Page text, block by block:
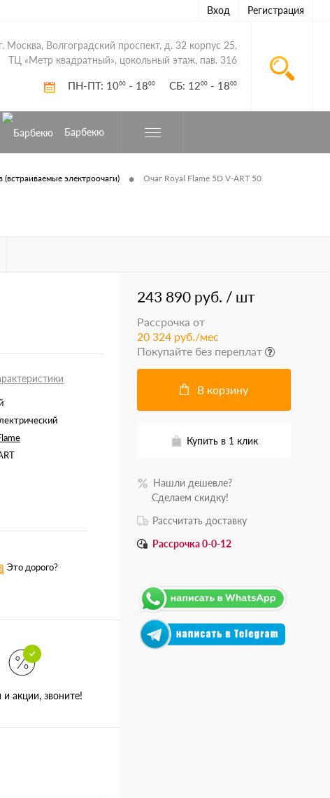
Вход Регистрация
г. Москва, Волгоградский проспект, д. 32 корпус 25,
ТЦ «Метр квадратный», цокольный этаж, пав. 316
ПН-ПТ: 1000 - 1800 СБ: 1200 - 1800
Барбекю
электроочаги) • Очаг Royal Flame 5D V-ART 50
Это дорого?
акции, звоните!
243 890 руб. / шт
Рассрочка от
20 324 руб./мес
Покупайте без переплат
В корзину
Купить в 1 клик
Нашли дешевле?
Сделаем скидку!
Рассчитать доставку
Рассрочка 0-0-12